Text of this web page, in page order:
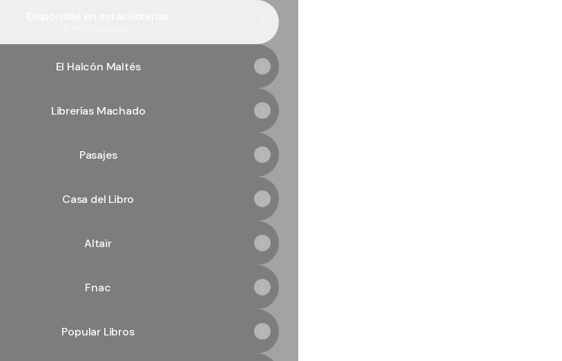
El Halcón Maltés
Librerías Machado
Pasajes
Casa del Libro
Altaïr
Fnac
Popular Libros